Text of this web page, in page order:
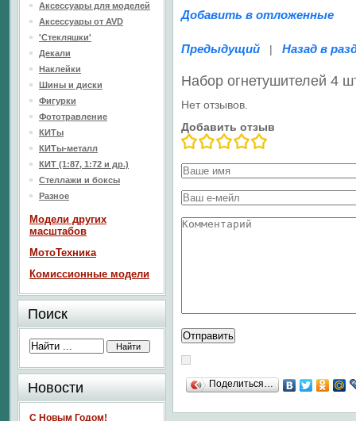
Добавить в отложенные
Предыдущий | Назад в
Набор огнетушителей 4
Нет отзывов.
Добавить отзыв
Поделиться…
Аксессуары для моделей
Аксессуары от AVD
'Стекляшки'
Декали
Наклейки
Шины и диски
Фигурки
Фототравление
КИТы
КИТы-металл
КИТ (1:87, 1:72 и др.)
Стеллажи и боксы
Разное
Модели других
масштабов
МотоТехника
Комиссионные модели
Поиск
Новости
С Новым Годом!